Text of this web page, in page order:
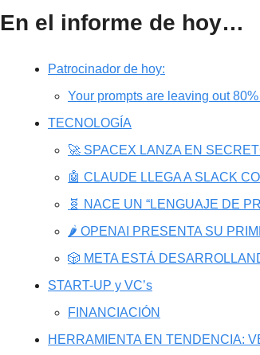
En el informe de hoy…
Patrocinador de hoy:
Your prompts are leaving out
TECNOLOGÍA
🚀 SPACEX LANZA EN
🤖 CLAUDE LLEGA A SLACK
🧬 NACE UN “LENGUAJE DE
🌶️ OPENAI PRESENTA SU
🎲 META ESTÁ
START-UP y VC’s
FINANCIACIÓN
HERRAMIENTA EN TENDENCIA: